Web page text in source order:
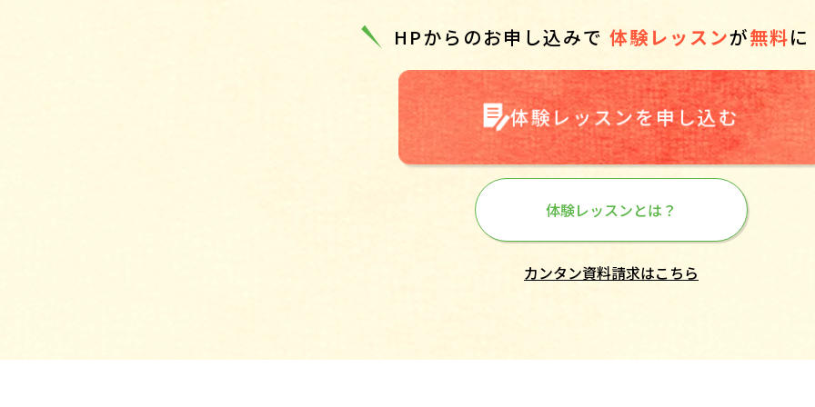
HPからのお申し込みで 体験レッスンが無料
体験レッスンを申し込む
体験レッスンとは？
カンタン資料請求はこちら